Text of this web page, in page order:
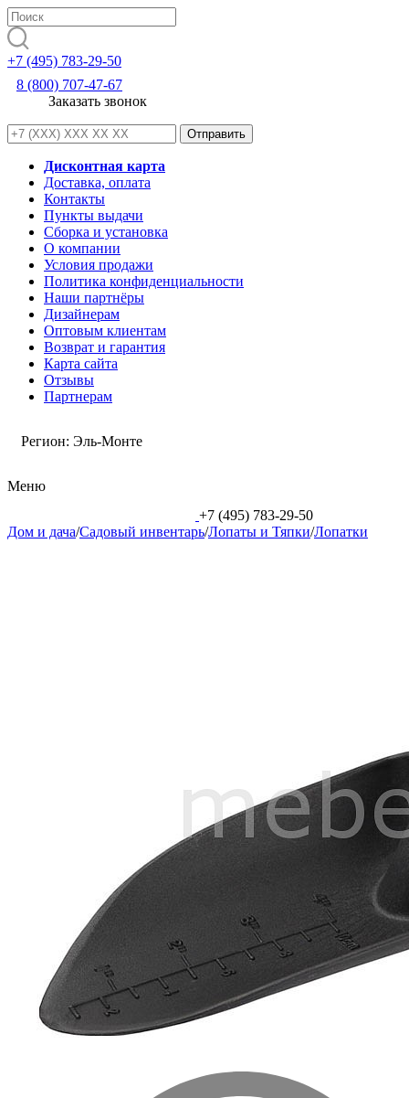
+7 (495) 783-29-50
8 (800) 707-47-67
Заказать звонок
Дисконтная карта
Доставка, оплата
Контакты
Пункты выдачи
Сборка и установка
О компании
Условия продажи
Политика конфиденциальности
Наши партнёры
Дизайнерам
Оптовым клиентам
Возврат и гарантия
Карта сайта
Отзывы
Партнерам
Регион: Эль-Монте
Меню
+7 (495) 783-29-50
Дом и дача/Садовый инвентарь/Лопаты и Тяпки/Лопатки